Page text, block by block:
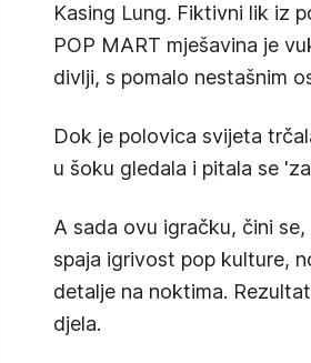
Kasing Lung. Fiktivni lik iz
POP MART mješavina je
divlji, s pomalo nestašnim
Dok je polovica svijeta
u šoku gledala i pitala se
A sada ovu igračku, čini
spaja igrivost pop kulture,
detalje na noktima.
djela.